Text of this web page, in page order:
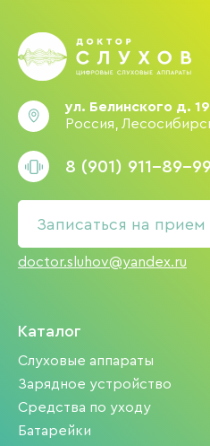
ул. Белинского д.
Россия,
8 (901) 911-89-99
Записаться на прием
doctor.sluhov@yandex.ru
Каталог
Слуховые аппараты
Зарядное устройство
Средства по уходу
Батарейки